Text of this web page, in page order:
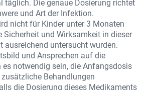
täglich. Die genaue Dosierung richtet
und Art der Infektion.
nicht für Kinder unter 3 Monaten
Sicherheit und Wirksamkeit in dieser
ausreichend untersucht wurden.
und Ansprechen auf die
es notwendig sein, die Anfangsdosis
Behandlungen
die Dosierung dieses Medikaments